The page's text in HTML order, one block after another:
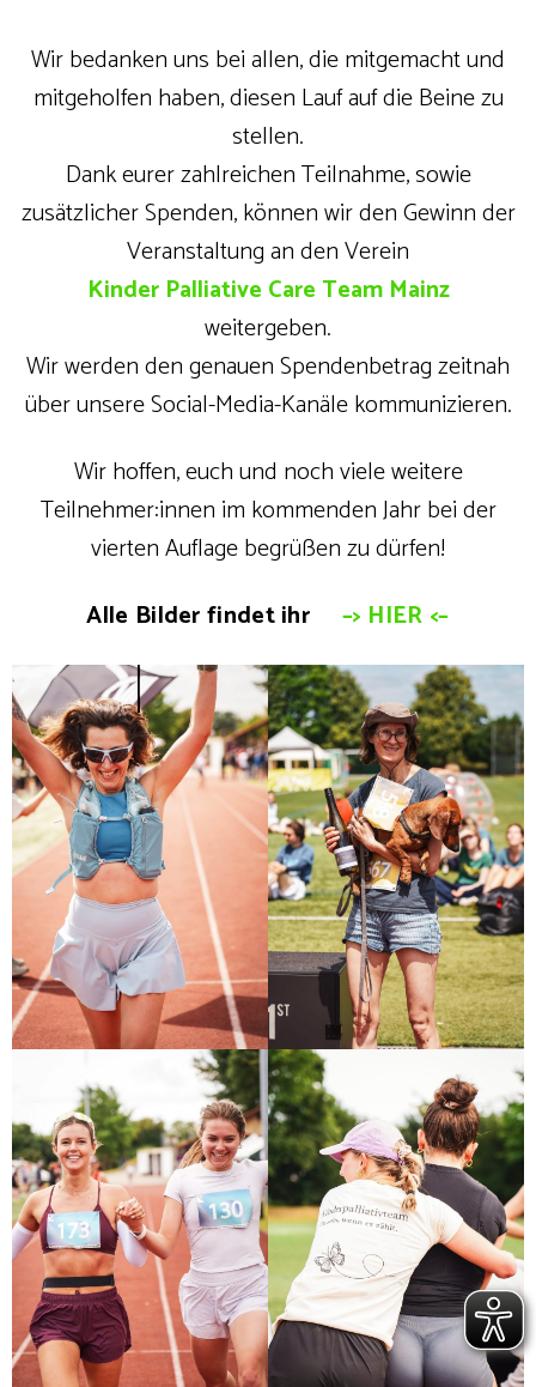
Wir bedanken uns bei allen, die mitgemacht und
mitgeholfen haben, diesen Lauf auf die Beine zu
stellen.
Dank eurer zahlreichen Teilnahme, sowie
zusätzlicher Spenden, können wir den Gewinn der
Veranstaltung an den Verein
Kinder Palliative Care Team Mainz
weitergeben.
Wir werden den genauen Spendenbetrag zeitnah
über unsere Social-Media-Kanäle kommunizieren.
Wir hoffen, euch und noch viele weitere
Teilnehmer:innen im kommenden Jahr bei der
vierten Auflage begrüßen zu dürfen!
Alle Bilder findet ihr –> HIER <–